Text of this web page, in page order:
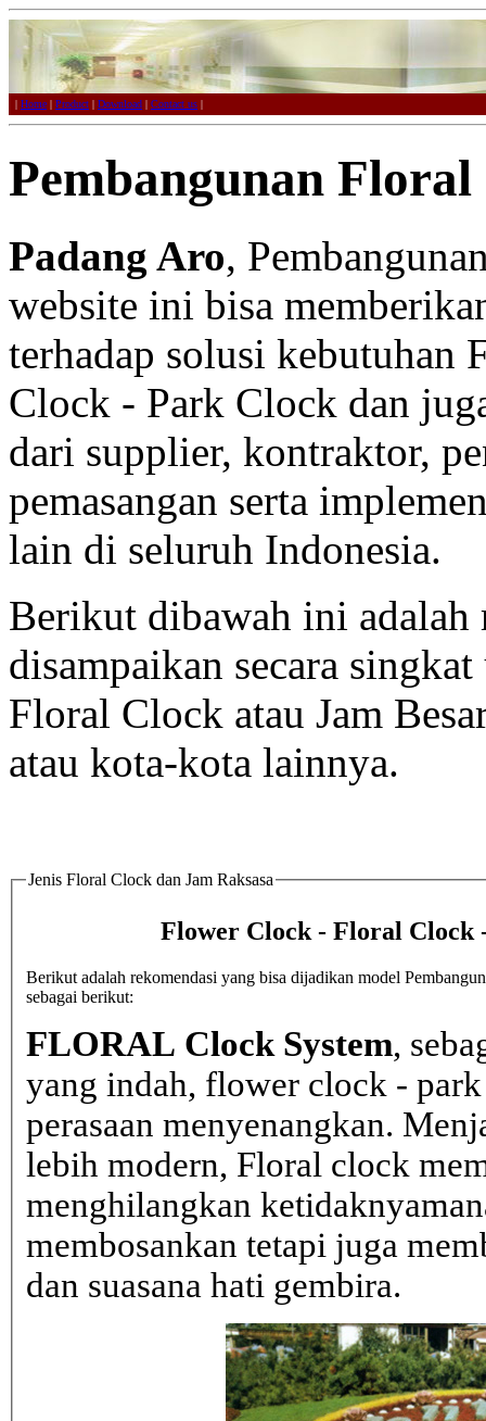
| Home | Product | Download | Contact us |
Pembangunan
Padang Aro,
website ini bisa
terhadap solusi kebutuhan
Clock - Park Clock dan
dari supplier, kontraktor,
pemasangan serta
lain di seluruh Indonesia.
Berikut dibawah ini adalah
disampaikan secara
Floral Clock atau Jam
atau kota-kota lainnya.
Jenis Floral Clock dan Jam Raksasa
Flower Clock - Floral Clock
Berikut adalah rekomendasi yang bisa dijadikan model
sebagai berikut:
FLORAL Clock System,
yang indah, flower clock -
perasaan menyenangkan.
lebih modern, Floral clock
menghilangkan
membosankan tetapi juga
dan suasana hati gembira.